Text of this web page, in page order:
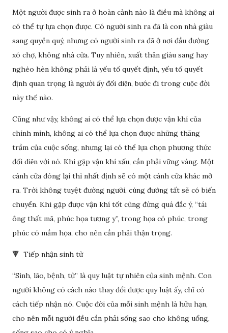
Một người được sinh ra ở hoàn cảnh nào là điều mà không ai
có thể tự lựa chọn được. Có người sinh ra đã là con nhà giàu
sang quyền quý, nhưng có người sinh ra đã ở nơi đầu đường
xó chợ, không nhà cửa. Tuy nhiên, xuất thân giàu sang hay
nghèo hèn không phải là yếu tố quyết định, yếu tố quyết
định quan trọng là người ấy đối diện, bước đi trong cuộc đời
này thế nào.
Cũng như vậy, không ai có thể lựa chọn được vận khí của
chính mình, không ai có thể lựa chọn được những thăng
trầm của cuộc sống, nhưng lại có thể lựa chọn phương thức
đối diện với nó. Khi gặp vận khí xấu, cần phải vững vàng. Một
cánh cửa đóng lại thì nhất định sẽ có một cánh cửa khác mở
ra. Trời không tuyệt đường người, cùng đường tất sẽ có biến
chuyển. Khi gặp được vận khí tốt cũng đừng quá đắc ý, “tái
ông thất mã, phúc họa tương y”, trong họa có phúc, trong
phúc có mầm họa, cho nên cần phải thận trọng.
🔻 Tiếp nhận sinh tử
“Sinh, lão, bệnh, tử” là quy luật tự nhiên của sinh mệnh. Con
người không có cách nào thay đổi được quy luật ấy, chỉ có
cách tiếp nhận nó. Cuộc đời của mỗi sinh mệnh là hữu hạn,
cho nên mỗi người đều cần phải sống sao cho không uổng,